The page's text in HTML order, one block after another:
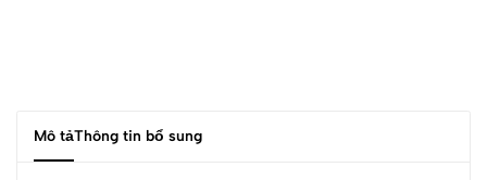
Mô tảThông tin bổ sung